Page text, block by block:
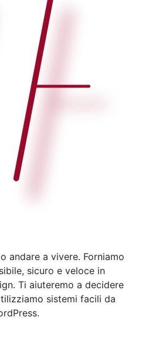
andare a vivere. Forniamo
sicuro e veloce in
Ti aiuteremo a decidere
sistemi facili da